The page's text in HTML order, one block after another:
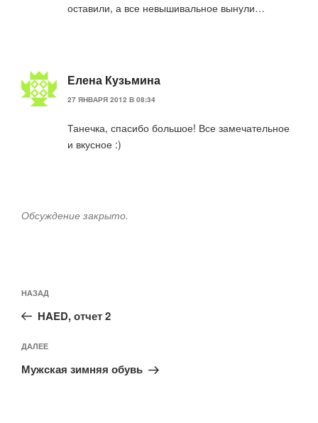
оставили, а все невышивальное вынули…
Елена Кузьмина
27 ЯНВАРЯ 2012 В 08:34
Танечка, спасибо большое! Все замечательное
и вкусное :)
Обсуждение закрыто.
по
записям
Предыдущая
запись:
НАЗАД
HAED, отчет 2
Следующая
запись
ДАЛЕЕ
Мужская зимняя обувь